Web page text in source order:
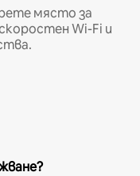
място за
Wi-Fi и